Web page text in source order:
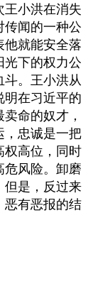
王小洪在消失
传闻的一种公
他就能安全落
光下的权力公
斗。王小洪从
明在习近平的
命的奴才，
，忠诚是一把
权高位，同时
危风险。卸磨
但是，反过来
恶有恶报的结